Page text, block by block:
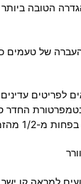
הטובה
של טעמים
לפריטים
החדר
מ-1/2 מהזמן!
למראה קו ישר